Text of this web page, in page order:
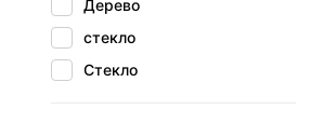
Дерево
стекло
Стекло